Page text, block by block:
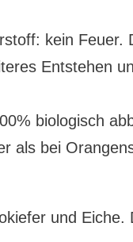
kein Feuer.
Entstehen
biologisch
als bei
und Eiche.